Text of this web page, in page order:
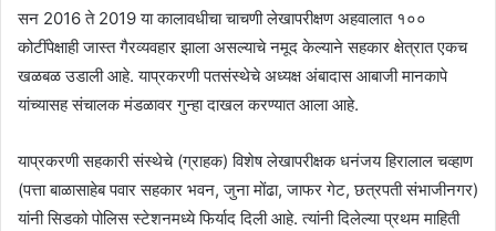
सन 2016 ते 2019 या कालावधीचा चाचणी लेखापरीक्षण अहवालात १००
कोटींपेक्षाही जास्त गैरव्यवहार झाला असल्याचे नमूद केल्याने सहकार क्षेत्रात एकच
खळबळ उडाली आहे. याप्रकरणी पतसंस्थेचे अध्यक्ष अंबादास आबाजी मानकापे
यांच्यासह संचालक मंडळावर गुन्हा दाखल करण्यात आला आहे.
याप्रकरणी सहकारी संस्थेचे (ग्राहक) विशेष लेखापरीक्षक धनंजय हिरालाल चव्हाण
(पत्ता बाळासाहेब पवार सहकार भवन, जुना मोंढा, जाफर गेट, छत्रपती संभाजीनगर)
यांनी सिडको पोलिस स्टेशनमध्ये फिर्याद दिली आहे. त्यांनी दिलेल्या प्रथम माहिती